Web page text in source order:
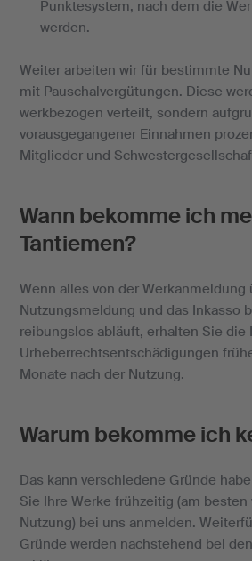
Punktesystem, nach dem die
werden.
Weiter arbeiten wir für bestimmte
mit Pauschalvergütungen. Diese
werkbezogen verteilt, sondern
vorausgegangener Einnahmen
Mitglieder und
Wann bekomme ich
Tantiemen?
Wenn alles von der Werkanmeldung
Nutzungsmeldung und das Inkasso
reibungslos abläuft, erhalten Sie die
Urheberrechtsentschädigungen
Monate nach der Nutzung.
Warum bekomme ich
Das kann verschiedene Gründe
Sie Ihre Werke frühzeitig (am besten
Nutzung) bei uns anmelden.
Gründe werden nachstehend bei